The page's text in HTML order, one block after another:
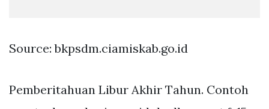
Source: bkpsdm.ciamiskab.go.id
Pemberitahuan Libur Akhir Tahun. Contoh